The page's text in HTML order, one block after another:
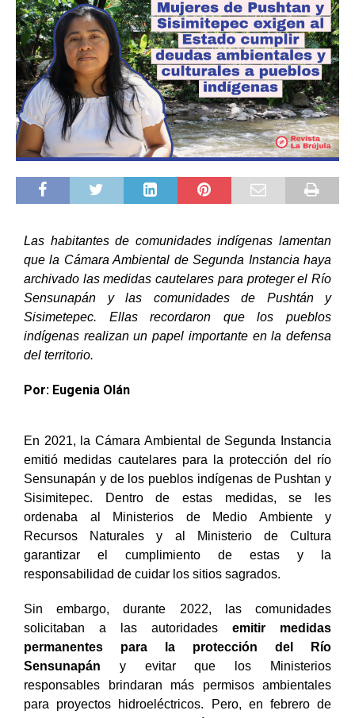
Las habitantes de comunidades indígenas lamentan
que la Cámara Ambiental de Segunda Instancia haya
archivado las medidas cautelares para proteger el Río
Sensunapán y las comunidades de Pushtán y
Sisimetepec. Ellas recordaron que los pueblos
indígenas realizan un papel importante en la defensa
del territorio.
Por: Eugenia Olán
En 2021, la Cámara Ambiental de Segunda Instancia
emitió medidas cautelares para la protección del río
Sensunapán y de los pueblos indígenas de Pushtan y
Sisimitepec. Dentro de estas medidas, se les
ordenaba al Ministerios de Medio Ambiente y
Recursos Naturales y al Ministerio de Cultura
garantizar el cumplimiento de estas y la
responsabilidad de cuidar los sitios sagrados.
Sin embargo, durante 2022, las comunidades
solicitaban a las autoridades emitir medidas
permanentes para la protección del Río
Sensunapán y evitar que los Ministerios
responsables brindaran más permisos ambientales
para proyectos hidroeléctricos. Pero, en febrero de